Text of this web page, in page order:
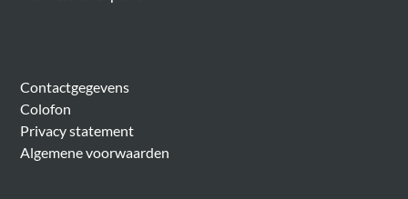
Contactgegevens
Colofon
Privacy statement
Algemene voorwaarden